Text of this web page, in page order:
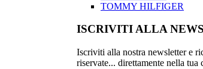
TOMMY HILFIGER
ISCRIVITI ALLA
Iscriviti alla nostra newsletter e
riservate... direttamente nella tua